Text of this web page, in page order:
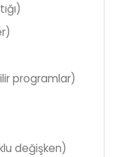
programlar)
değişken)